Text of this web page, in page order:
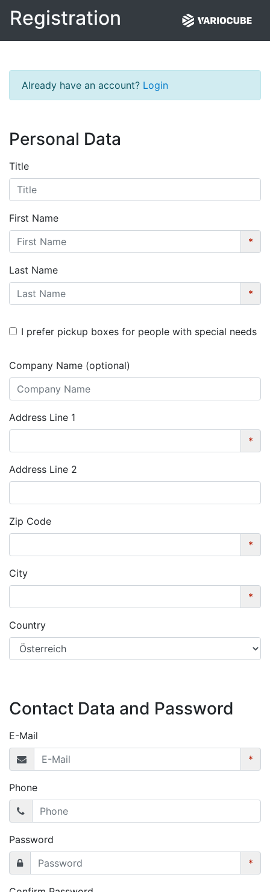
Registration
Already have an account? Login
Personal Data
Title
First Name
*
Last Name
*
I prefer pickup boxes for people with special needs
Company Name (optional)
Address Line 1
*
Address Line 2
Zip Code
*
City
*
Country
Contact Data and Password
E-Mail
*
Phone
Password
*